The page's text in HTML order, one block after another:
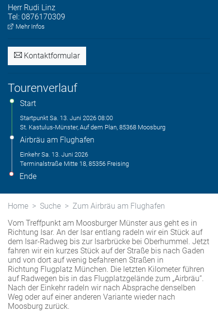
Herr Rudi Linz
Tel: 0876170309
Mehr Infos
Kontaktformular
Tourenverlauf
Start
Startpunkt Sa. 13. Juni 2026 08:00
St. Kastulus-Münster, Auf dem Plan, 85368 Moosburg
Airbräu am Flughafen
Einkehr Sa. 13. Juni 2026
Terminalstraße Mitte 18, 85356 Freising
Ende
Home Suche
Zum Airbräu am Flughafen
Vom Treffpunkt am Moosburger Münster aus geht es in
Richtung Isar. An der Isar entlang radeln wir ein Stück auf
dem Isar-Radweg bis zur Isarbrücke bei Oberhummel. Jetzt
fahren wir ein kurzes Stück auf der Straße bis nach Gaden
und von dort auf wenig befahrenen Straßen in
Richtung Flugplatz München. Die letzten Kilometer führen
auf Radwegen bis in das Flugplatzgelände zum „Airbräu“.
Nach der Einkehr radeln wir nach Absprache denselben
Weg oder auf einer anderen Variante wieder nach
Moosburg zurück.